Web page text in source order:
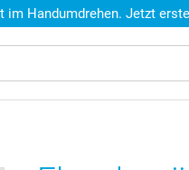
Handumdrehen. Jetzt